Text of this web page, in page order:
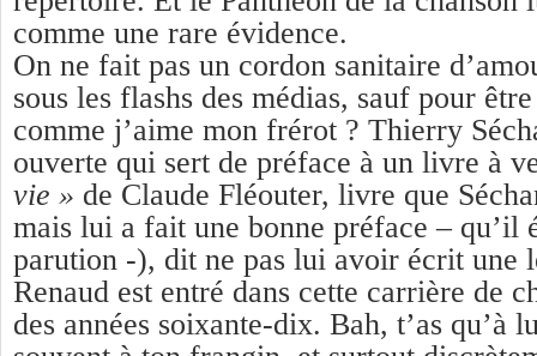
comme une rare évidence.
On ne fait pas un cordon sanitaire
sous les flashs des médias, sauf pour
comme j’aime mon frérot ? Thierry
ouverte qui sert de préface à un livre à
vie » de Claude Fléouter, livre que
mais lui a fait une bonne préface – qu’il
parution -), dit ne pas lui avoir écrit une
Renaud est entré dans cette carrière de
des années soixante-dix. Bah, t’as qu’à